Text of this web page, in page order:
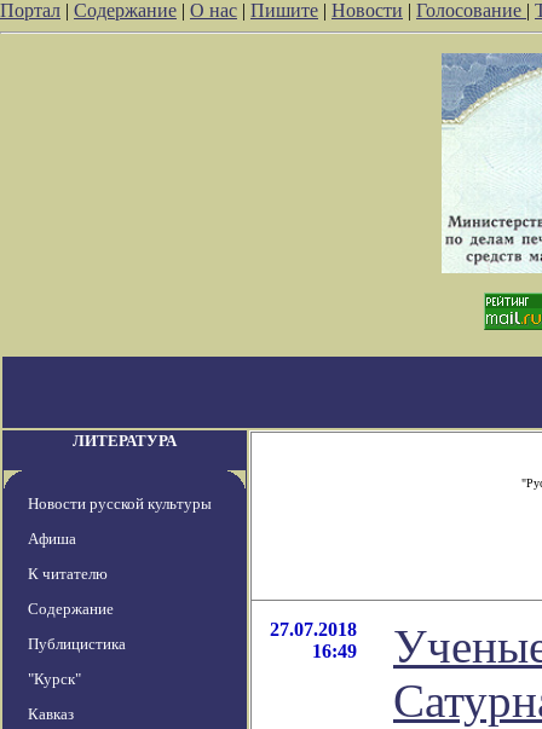
Портал | Содержание | О нас | Пишите | Новости | Голосование |
ЛИТЕРАТУРА
Новости русской культуры
Афиша
К читателю
Содержание
Публицистика
"Курск"
Кавказ
27.07.2018
16:49